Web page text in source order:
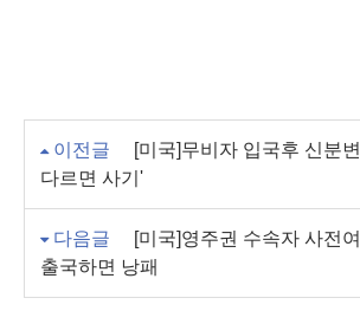
이전글
[미국]무비자 입국후 신분
다르면 사기'
다음글
[미국]영주권 수속자 사전
출국하면 낭패